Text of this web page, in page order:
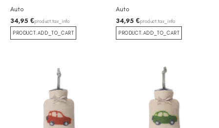
Auto
34,95 €product.tax_info
PRODUCT.ADD_TO_CART
Auto
34,95 €product.tax_info
PRODUCT.ADD_TO_CART